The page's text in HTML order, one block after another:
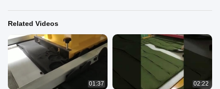
Related Videos
01:37
02:22